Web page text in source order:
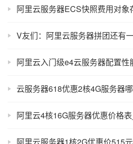
阿里云服务器ECS快照费用对象
阿里云入门级e4云服务器配置性
阿里云服务器1核2G优惠价515